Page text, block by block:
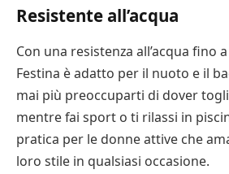
Resistente all’acqua
Con una resistenza all’acqua fino
Festina è adatto per il nuoto e il
mai più preoccuparti di dover
mentre fai sport o ti rilassi in
pratica per le donne attive che
loro stile in qualsiasi occasione.